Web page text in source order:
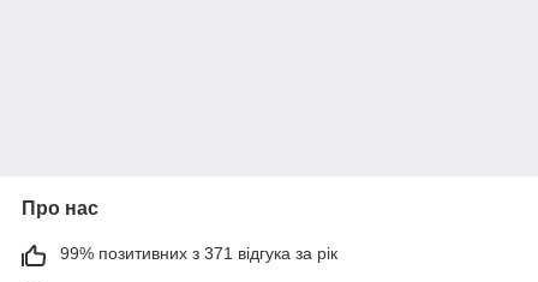
Про нас
99% позитивних з 371 відгука за рік